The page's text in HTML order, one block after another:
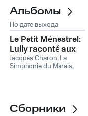
Альбомы
По дате выхода
Le Petit Ménestrel:
Lully raconté aux
enfants
Jacques Charon, La
Simphonie du Marais,
Сборники